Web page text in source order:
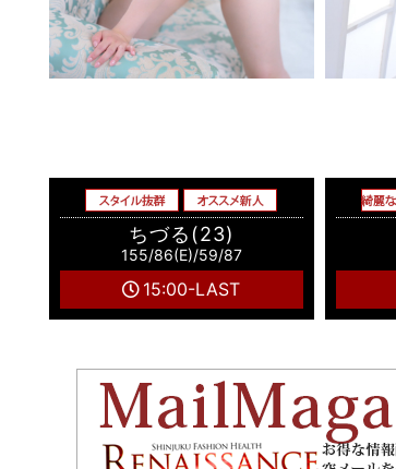
ちづる(23)
155/86(E)/59/87
15:00-LAST